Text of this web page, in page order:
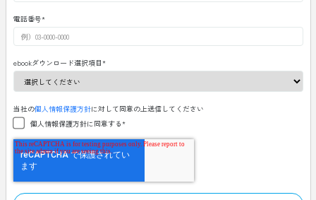
電話番号*
ebookダウンロード選択項目*
当社の個人情報保護方針に対して同意の上送信してください
個人情報保護方針に同意する*